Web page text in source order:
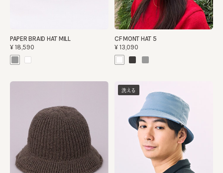
PAPER BRAID HAT MILL
¥18,590
CF MONT HAT 5
¥13,090
洗える